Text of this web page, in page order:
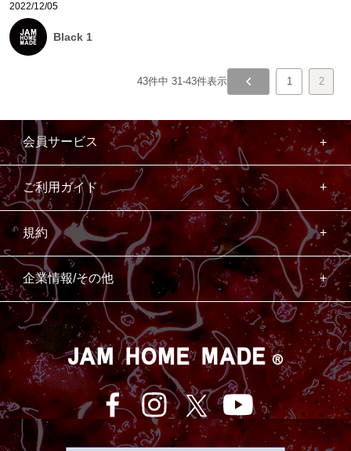
2022/12/05
Black 1
43件中 31-43件表示 1 2
会員サービス
ご利用ガイド
規約
企業情報/その他